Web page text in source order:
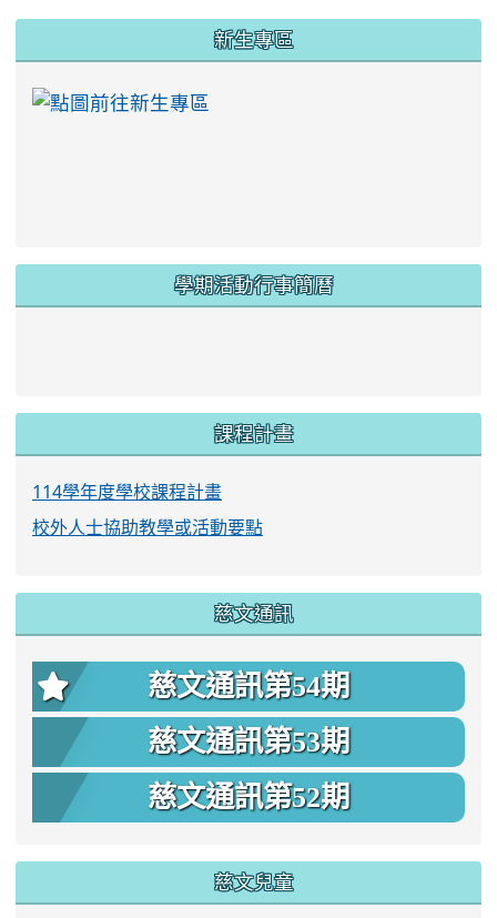
新生專區
學期活動行事簡曆
課程計畫
114學年度學校課程計畫
校外人士協助教學或活動要點
慈文通訊
慈文通訊第54期
慈文通訊第53期
慈文通訊第52期
慈文兒童